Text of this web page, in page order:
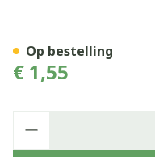
€ 1,55
Op bestelling